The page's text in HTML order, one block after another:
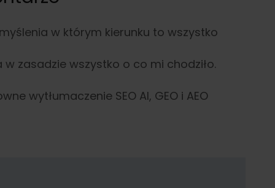
w którym kierunku to wszystko
w zasadzie wszystko o co mi chodziło.
wytłumaczenie SEO AI, GEO i AEO